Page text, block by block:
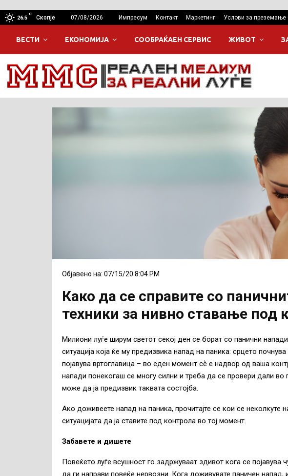
26.5
C
Скопје 07/08/2026 Импресум Контакт Маркетинг Услови за преземање
ВЕСТИ ЕКОНОМИЈА СООБРАЌАЕН СЕРВИС ЖИВОТ
Објавено на: 07/15/20 8:04 PM
Како да се справите со
техники за нивно ставање под
Милиони луѓе ширум светот секој ден се борат со панични
ситуација која ќе му предизвика напад на паника: срцето
појавува вртоглавица – во еден момент сѐ е надвор од ваша
напади понекогаш се многу силни и треба да се провери дали
може да ја предизвик таквата состојба.
Ако доживеете напад на паника, прочитајте се кои се неколкуте
ситуацијата да ја ставите под контрола во тој момент.
Забавете и дишете
Повеќето луѓе всушност го задржуваат здивот кога се